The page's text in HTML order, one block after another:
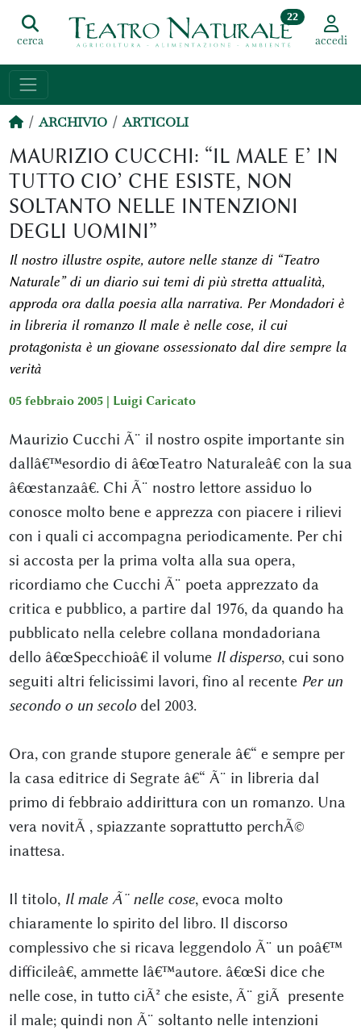
cerca
22
accedi
ARCHIVIO ARTICOLI
MAURIZIO CUCCHI: “IL MALE E’ IN
TUTTO CIO’ CHE ESISTE, NON
SOLTANTO NELLE INTENZIONI
DEGLI UOMINI”
Il nostro illustre ospite, autore nelle stanzedi “Teatro
Naturale” di un diario sui temi di più stretta attualità,
approda ora dalla poesia alla narrativa. Per Mondadori è
in libreria il romanzo Il male è nelle cose, il cui
protagonista è un giovane ossessionato dal dire sempre la
verità
05 febbraio 2005 | Luigi Caricato
Maurizio Cucchi Ã¨ il nostro ospite importante sin
dallâ€™esordio di â€œTeatro Naturaleâ€ con la sua
â€œstanzaâ€. Chi Ã¨ nostro lettore assiduo lo
conosce molto bene e apprezza con piacere i rilievi
con i quali ci accompagna periodicamente. Per chi
si accosta per la prima volta alla sua opera,
ricordiamo che Cucchi Ã¨ poeta apprezzato da
critica e pubblico, a partire dal 1976, da quando ha
pubblicato nella celebre collana mondadoriana
dello â€œSpecchioâ€ il volume Il disperso, cui sono
seguiti altri felicissimi lavori, fino al recente Per un
secondo o un secolodel 2003.
Ora, con grande stupore generale â€“ e sempre per
la casa editrice di Segrate â€“ Ã¨ in libreria dal
primo di febbraio addirittura con un romanzo. Una
vera novitÃ , spiazzante soprattutto perchÃ©
inattesa.
Il titolo, Il male Ã¨ nelle cose, evoca molto
chiaramente lo spirito del libro. Il discorso
complessivo che si ricava leggendolo Ã¨ un poâ€™
difficileâ€, ammette lâ€™autore. â€œSi dice che
nelle cose, in tutto ciÃ² che esiste, Ã¨ giÃ presente
il male; quindi non Ã¨ soltanto nelle intenzioni